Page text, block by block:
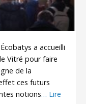
a accueilli
Vitré pour faire
de la
ces futurs
notions… Lire